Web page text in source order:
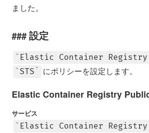
ました。
設定
Elastic Container
STS にポリシーを設定します。
Elastic Container Registry
サービス
Elastic Container